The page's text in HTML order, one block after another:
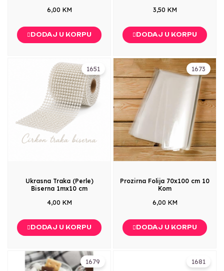
6,00 KM
DODAJ U KORPU
3,50 KM
DODAJ U KORPU
1651
Ukrasna Traka (Perle)
Biserna 1mx10 cm
4,00 KM
DODAJ U KORPU
1673
Prozirna Folija 70x100 cm 10
Kom
6,00 KM
DODAJ U KORPU
1679 1681